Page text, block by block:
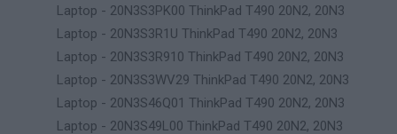
Laptop - 20N3S3PK00 ThinkPad T490 20N2, 20N3
Laptop - 20N3S3R1U ThinkPad T490 20N2, 20N3
Laptop - 20N3S3R910 ThinkPad T490 20N2, 20N3
Laptop - 20N3S3WV29 ThinkPad T490 20N2, 20N3
Laptop - 20N3S46Q01 ThinkPad T490 20N2, 20N3
Laptop - 20N3S49L00 ThinkPad T490 20N2, 20N3